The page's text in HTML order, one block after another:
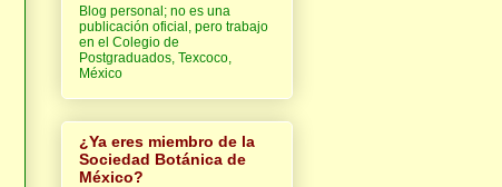
Blog personal; no es una
publicación oficial, pero trabajo
en el Colegio de
Postgraduados, Texcoco,
México
¿Ya eres miembro de la
Sociedad Botánica de
México?